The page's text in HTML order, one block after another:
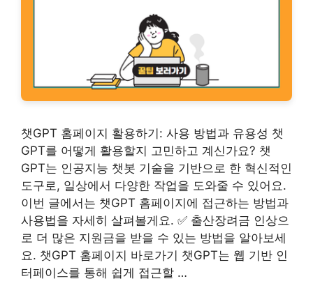
챗GPT 홈페이지 활용하기: 사용 방법과 유용성 챗
GPT를 어떻게 활용할지 고민하고 계신가요? 챗
GPT는 인공지능 챗봇 기술을 기반으로 한 혁신적인
도구로, 일상에서 다양한 작업을 도와줄 수 있어요.
이번 글에서는 챗GPT 홈페이지에 접근하는 방법과
사용법을 자세히 살펴볼게요. ✅ 출산장려금 인상으
로 더 많은 지원금을 받을 수 있는 방법을 알아보세
요. 챗GPT 홈페이지 바로가기 챗GPT는 웹 기반 인
터페이스를 통해 쉽게 접근할 …